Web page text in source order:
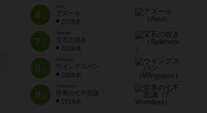
6位
Azul
アズール
2035名
7位
宝石の煌き
2028名
8位
Wingspan
ウイングスパン
2006名
9位
7 Wonders
世界の七不思議
1919名